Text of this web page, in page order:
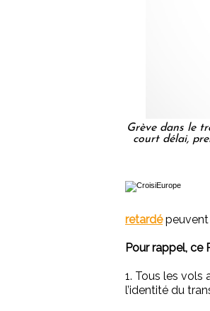
Grève dans le
court délai,
retardépeuvent
Pour rappel, ce
1. Tous les vols
l’identité du